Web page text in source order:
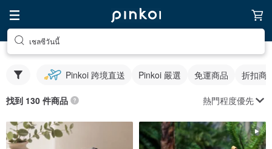
เชลซีวันนี้
Pinkoi 跨境直送 Pinkoi 嚴選 免運商品 折扣商
找到 130 件商品 熱門程度優先